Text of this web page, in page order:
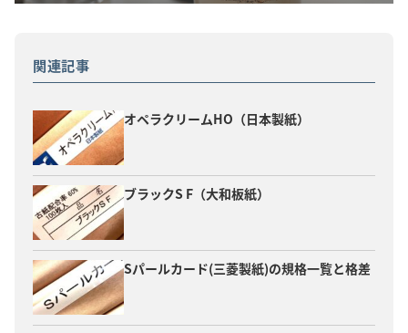
関連記事
オペラクリームHO（日本製紙）
ブラックS F（大和板紙）
Sパールカード(三菱製紙)の規格一覧と格差